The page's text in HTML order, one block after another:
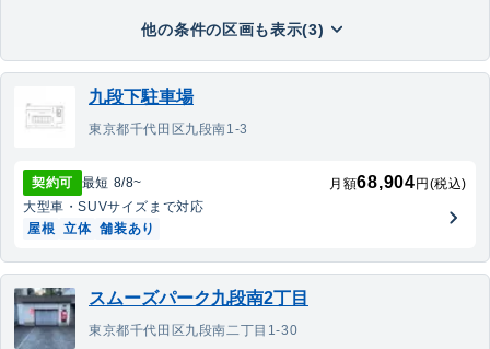
他の条件の区画も表示(3)
九段下駐車場
東京都千代田区九段南1-3
契約可 最短 8/8~ 月額68,904 円(税込)
大型車・SUVサイズまで対応
屋根 立体 舗装あり
スムーズパーク九段南2丁目
東京都千代田区九段南二丁目1-30